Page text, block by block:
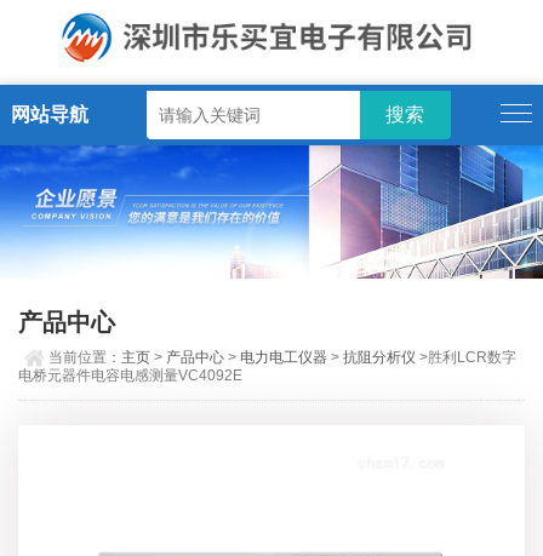
网站导航
产品中心
当前位置： 主页 > 产品中心 > 电力电工仪器 >抗阻分析仪 >胜利LCR数字
电桥元器件电容电感测量VC4092E